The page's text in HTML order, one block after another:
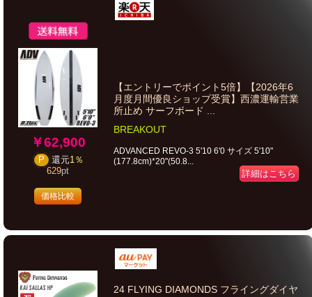
￥62,900
P 還元1％
629pt
価格比較
【エントリーでポイント5倍】【2026年6
月度月間優良ショップ受賞】西濃運輸営業
所止め サーフボード ...
BREAKOUT
ADVANCED REVO-3 5'10 6'0 サイズ 5'10"
(177.8cm)*20"(50.8...
詳細はこちら
24 FLYING DIAMONDS フライングダイヤ